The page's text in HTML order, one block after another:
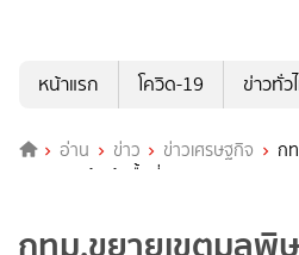
หน้าแรก
โควิด-19 ข่าวทั่ว
อ่าน ข่าว ข่าวเศรษฐกิจ
ก
บรรทุก 6 ล้อเข้าพื้นที่ 50 เขต